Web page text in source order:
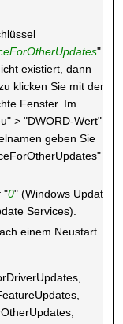
".
existiert, dann
klicken Sie mit der
Fenster. Im
> "DWORD-Wert"
geben Sie
"0" (Windows Update)
Services).
einem Neustart